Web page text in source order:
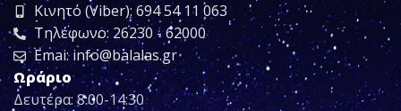
Κινητό (Viber): 694 54 11 063
Τηλέφωνο: 26230 - 62000
Emai: info@balalas.gr
Ωράριο
Δευτέρα: 8:00-14:30